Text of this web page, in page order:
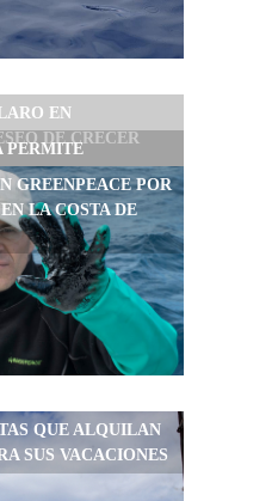
EN
DE CRECER
PERMITE
PLAZAS
EN ...
GREENPEACE POR
LA COSTA DE
QUE ALQUILAN
SUS VACACIONES